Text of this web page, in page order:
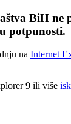
BiH ne
potpunosti.
na Internet
9 ili više